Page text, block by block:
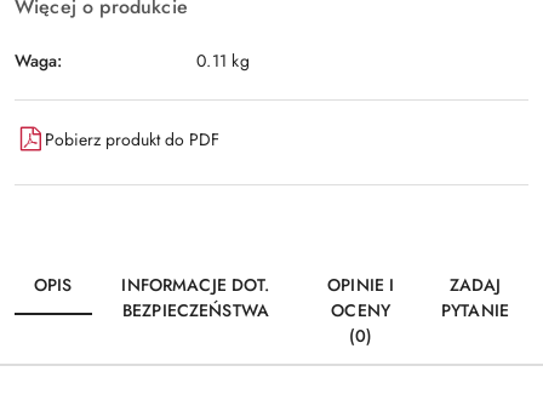
Więcej o produkcie
Waga: 0.11 kg
Pobierz produkt do PDF
OPIS
INFORMACJE DOT.
BEZPIECZEŃSTWA
OPINIE I
OCENY
(0)
ZADAJ
PYTANIE